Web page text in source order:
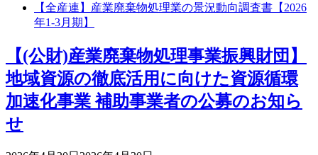
【全産連】産業廃棄物処理業の景況動向調査書【2026
年1-3月期】
【(公財)産業廃棄物処理事業振興財団】
地域資源の徹底活用に向けた資源循環
加速化事業 補助事業者の公募のお知ら
せ